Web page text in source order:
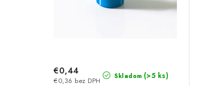
Skladom (>5 ks)
€0,36 bez DPH
€0,44